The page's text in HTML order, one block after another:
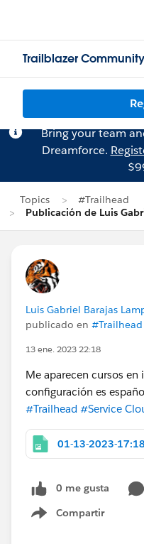
Trailblazer Community
Bring your team
Dreamforce.
Topics
#Trailhead
Publicación de Luis
Luis Gabriel Barajas
publicado en #Trailhead
13 ene. 2023 22:18
Me aparecen cursos
configuración es
#Trailhead #Service
01-13-2023-
0 me gusta
Compartir
Show menu